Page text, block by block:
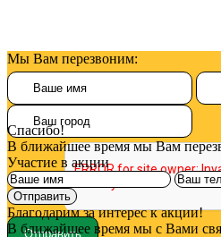
Мы Вам перезвоним:
Спасибо!
В ближайшее время мы Вам
Участие в акции
Благодарим за интерес к акции!
В ближайшее время мы с Вами